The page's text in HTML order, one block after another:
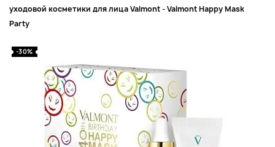
уходовой косметики для лица Valmont-Valmont Happy Mask
Party
-30%